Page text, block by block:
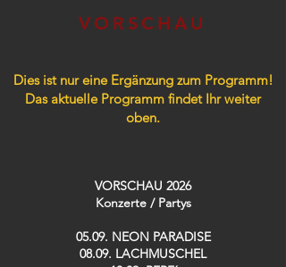
VORSCHAU
Dies ist nur eine Ergänzung zum Programm!
Das aktuelle Programm findet Ihr weiter
oben.
VORSCHAU 2026
Konzerte / Partys​
05.09. NEON PARADISE
08.09. LACHMUSCHEL